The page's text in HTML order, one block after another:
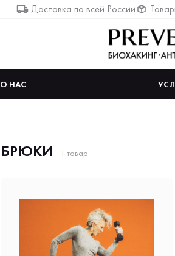
Доставка по всей России
О НАС
БРЮКИ 1 товар